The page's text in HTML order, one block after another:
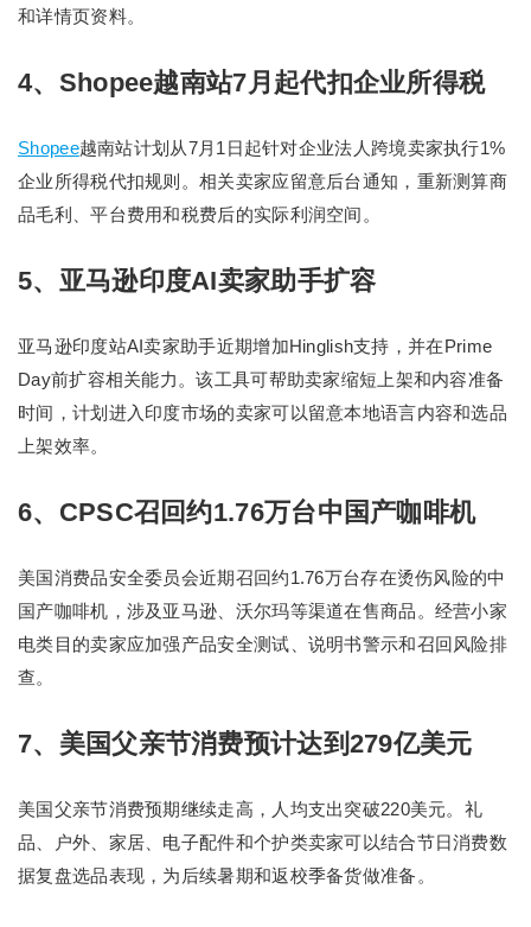
和详情页资料。
4、Shopee越南站7月起代扣企业所得税
Shopee越南站计划从7月1日起针对企业法人跨境卖家执行1%
企业所得税代扣规则。相关卖家应留意后台通知，重新测算商
品毛利、平台费用和税费后的实际利润空间。
5、亚马逊印度AI卖家助手扩容
亚马逊印度站AI卖家助手近期增加Hinglish支持，并在Prime
Day前扩容相关能力。该工具可帮助卖家缩短上架和内容准备
时间，计划进入印度市场的卖家可以留意本地语言内容和选品
上架效率。
6、CPSC召回约1.76万台中国产咖啡机
美国消费品安全委员会近期召回约1.76万台存在烫伤风险的中
国产咖啡机，涉及亚马逊、沃尔玛等渠道在售商品。经营小家
电类目的卖家应加强产品安全测试、说明书警示和召回风险排
查。
7、美国父亲节消费预计达到279亿美元
美国父亲节消费预期继续走高，人均支出突破220美元。礼
品、户外、家居、电子配件和个护类卖家可以结合节日消费数
据复盘选品表现，为后续暑期和返校季备货做准备。